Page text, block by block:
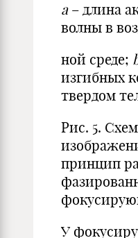
a– длина
волны в
ной среде;
изгибных
твердом
Рис. 5.
принцип
У